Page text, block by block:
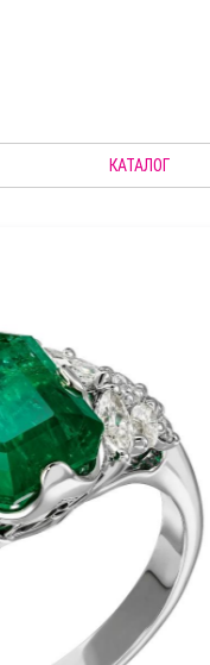
КАТАЛОГ